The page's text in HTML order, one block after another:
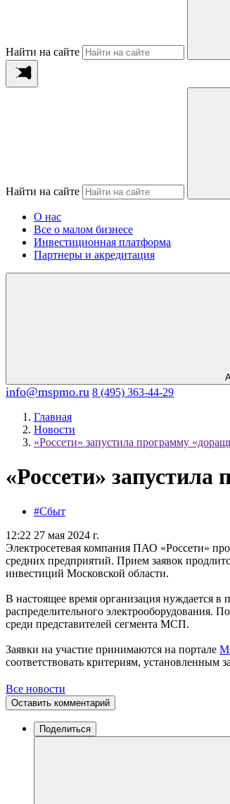
Найти на сайте
Найти на сайте
О нас
Все о малом бизнесе
Инвестиционная платформа
Партнеры и акредитация
info@mspmo.ru 8 (495) 363-44-29
Главная
Новости
«Россети» запустила программу
«Россети»
#Сбыт
12:22 27 мая 2024 г.
Электросетевая компания ПАО «Россети»
средних предприятий. Прием заявок
инвестиций Московской области.
В настоящее время организация нуждается в
распределительного электрооборудования.
среди представителей сегмента МСП.
Заявки на участие принимаются на портале
соответствовать критериям,
Все новости
Оставить комментарий
Поделиться